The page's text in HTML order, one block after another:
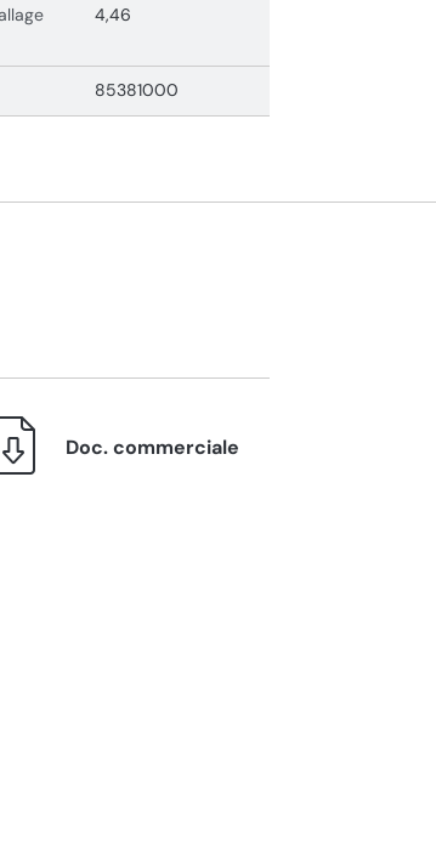
4,46
85381000
Doc. commerciale